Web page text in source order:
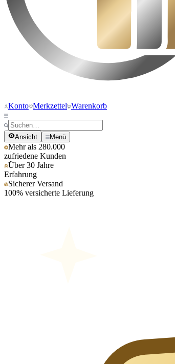
Konto Merkzettel Warenkorb
Ansicht Menü
Mehr als 280.000
zufriedene Kunden
Über 30 Jahre
Erfahrung
Sicherer Versand
100% versicherte Lieferung